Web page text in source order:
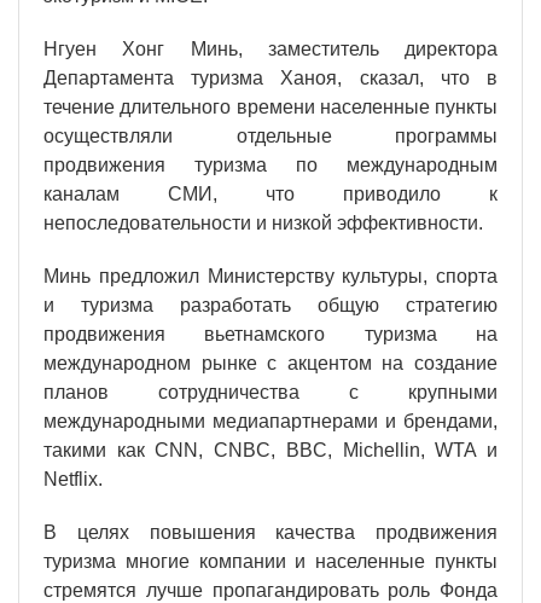
Нгуен Хонг Минь, заместитель директора
Департамента туризма Ханоя, сказал, что в
течение длительного времени населенные пункты
осуществляли отдельные программы
продвижения туризма по международным
каналам СМИ, что приводило к
непоследовательности и низкой эффективности.
Минь предложил Министерству культуры, спорта
и туризма разработать общую стратегию
продвижения вьетнамского туризма на
международном рынке с акцентом на создание
планов сотрудничества с крупными
международными медиапартнерами и брендами,
такими как CNN, CNBC, BBC, Michellin, WTA и
Netflix.
В целях повышения качества продвижения
туризма многие компании и населенные пункты
стремятся лучше пропагандировать роль Фонда